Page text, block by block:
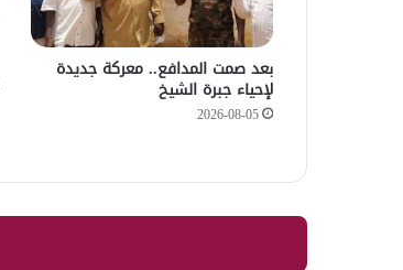
بعد صمت المدافع.. معركة جديدة
لإحياء جبرة الشيخ
2026-08-05